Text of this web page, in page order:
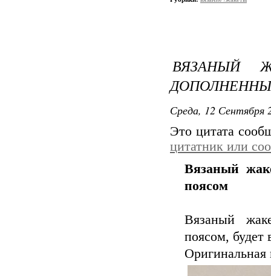
ВЯЗАНЫЙ
Среда, 12 Сентября
Это цитата
цитатник или
Вязаный
поясом
Вязаный
поясом, будет
Оригинальная